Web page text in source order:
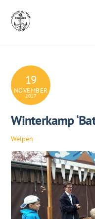
content
19
NOVEMBER
2017
Winterkamp
Welpen